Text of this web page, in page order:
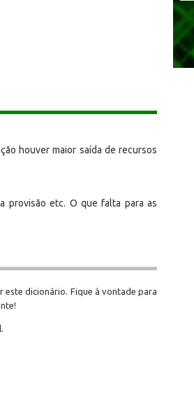
houver maior saída de recursos
provisão etc. O que falta para as
dicionário. Fique à vontade para